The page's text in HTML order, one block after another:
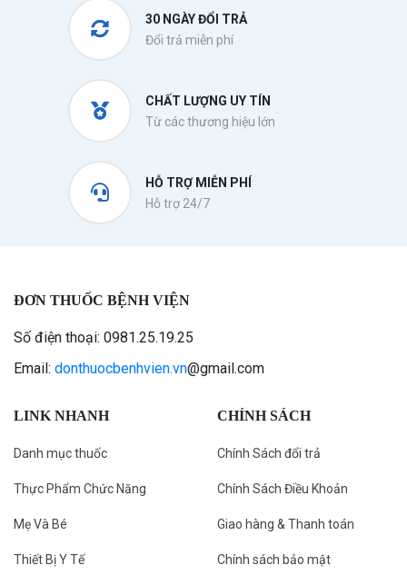
30 NGÀY ĐỔI TRẢ
Đổi trả miễn phí
CHẤT LƯỢNG UY TÍN
Từ các thương hiệu lớn
HỖ TRỢ MIỄN PHÍ
Hỗ trợ 24/7
ĐƠN THUỐC BỆNH VIỆN
Số điện thoại: 0981.25.19.25
Email: donthuocbenhvien.vn@gmail.com
LINK NHANH
Danh mục thuốc
Thực Phẩm Chức Năng
Mẹ Và Bé
Thiết Bị Y Tế
CHÍNH SÁCH
Chính Sách đổi trả
Chính Sách Điều Khoản
Giao hàng & Thanh toán
Chính sách bảo mật